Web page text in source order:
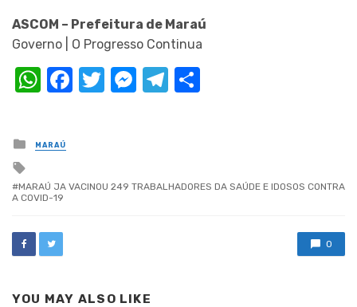
ASCOM – Prefeitura de Maraú
Governo | O Progresso Continua
WhatsApp
Facebook
Twitter
Messenger
Telegram
Posted
in
MARAÚ
with
MARAÚ JA VACINOU 249 TRABALHADORES DA SAÚDE E IDOSOS CONTRA
A COVID-19
0
YOU MAY ALSO LIKE